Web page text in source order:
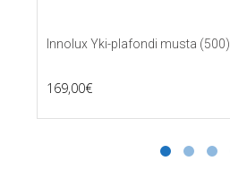
Innolux Yki-plafondi musta (500)
169,00€